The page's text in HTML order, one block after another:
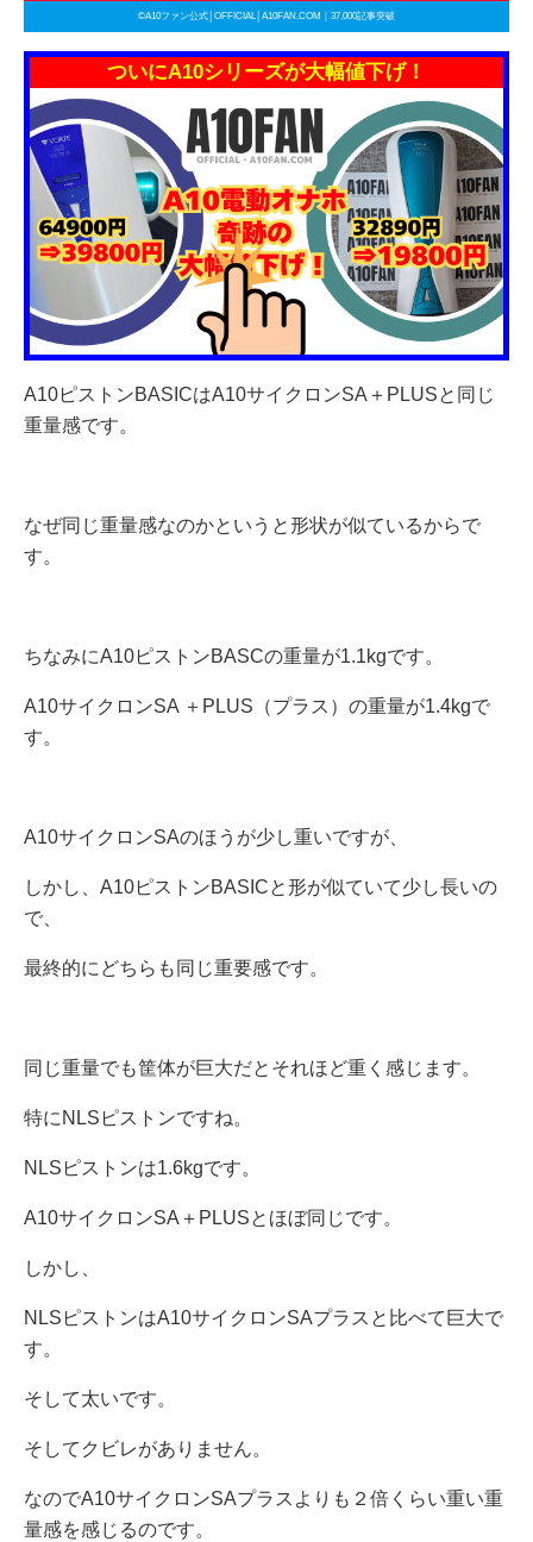
©A10ファン公式│OFFICIAL│A10FAN.COM｜37,000記事突破
ついにA10シリーズが大幅値下げ！
A10ピストンBASICはA10サイクロンSA＋PLUSと同じ
重量感です。
なぜ同じ重量感なのかというと形状が似ているからで
す。
ちなみにA10ピストンBASCの重量が1.1kgです。
A10サイクロンSA ＋PLUS（プラス）の重量が1.4kgで
す。
A10サイクロンSAのほうが少し重いですが、
しかし、A10ピストンBASICと形が似ていて少し長いの
で、
最終的にどちらも同じ重要感です。
同じ重量でも筐体が巨大だとそれほど重く感じます。
特にNLSピストンですね。
NLSピストンは1.6kgです。
A10サイクロンSA＋PLUSとほぼ同じです。
しかし、
NLSピストンはA10サイクロンSAプラスと比べて巨大で
す。
そして太いです。
そしてクビレがありません。
なのでA10サイクロンSAプラスよりも２倍くらい重い重
量感を感じるのです。